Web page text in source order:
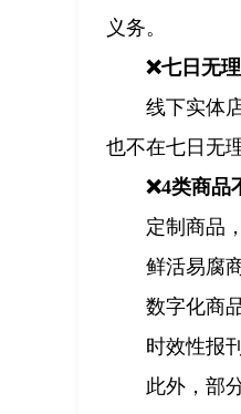
义务。
❌七日无
线下实体
也不在七日无
❌4类商品
定制商品
鲜活易腐
数字化商
时效性报
此外，部